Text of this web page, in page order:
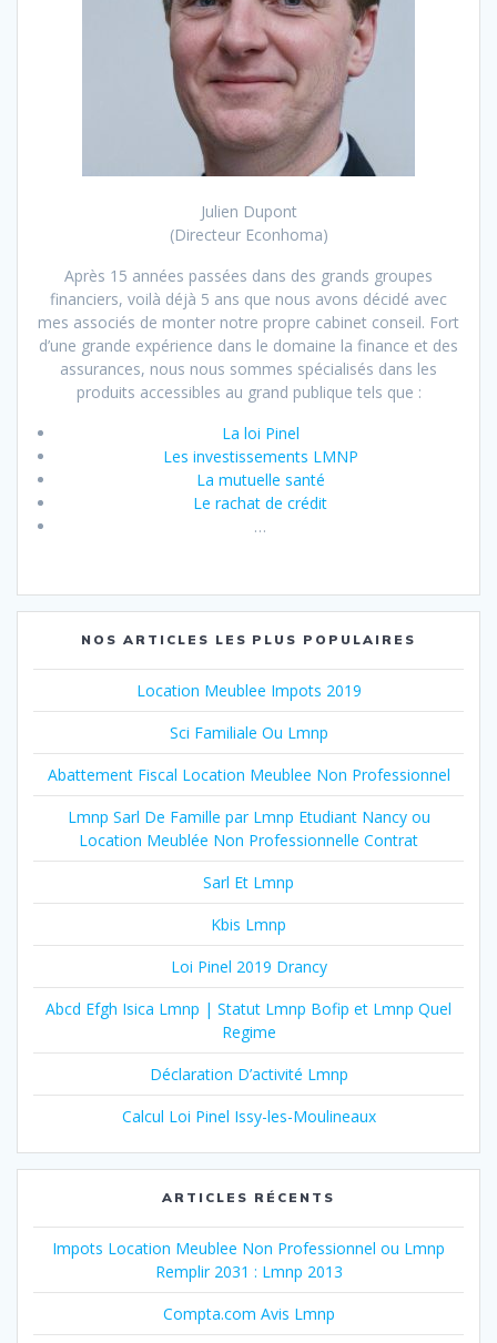
Julien Dupont
(Directeur Econhoma)
Après 15 années passées dans des grands groupes
financiers, voilà déjà 5 ans que nous avons décidé avec
mes associés de monter notre propre cabinet conseil. Fort
d’une grande expérience dans le domaine la finance et des
assurances, nous nous sommes spécialisés dans les
produits accessibles au grand publique tels que :
La loi Pinel
Les investissements LMNP
La mutuelle santé
Le rachat de crédit
…
NOS ARTICLES LES PLUS POPULAIRES
Location Meublee Impots 2019
Sci Familiale Ou Lmnp
Abattement Fiscal Location Meublee Non Professionnel
Lmnp Sarl De Famille par Lmnp Etudiant Nancy ou
Location Meublée Non Professionnelle Contrat
Sarl Et Lmnp
Kbis Lmnp
Loi Pinel 2019 Drancy
Abcd Efgh Isica Lmnp | Statut Lmnp Bofip et Lmnp Quel
Regime
Déclaration D’activité Lmnp
Calcul Loi Pinel Issy-les-Moulineaux
ARTICLES RÉCENTS
Impots Location Meublee Non Professionnel ou Lmnp
Remplir 2031 : Lmnp 2013
Compta.com Avis Lmnp